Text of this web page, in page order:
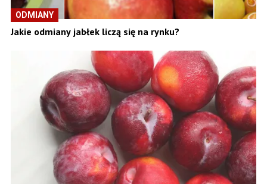
ODMIANY
Jakie odmiany jabłek liczą się na rynku?